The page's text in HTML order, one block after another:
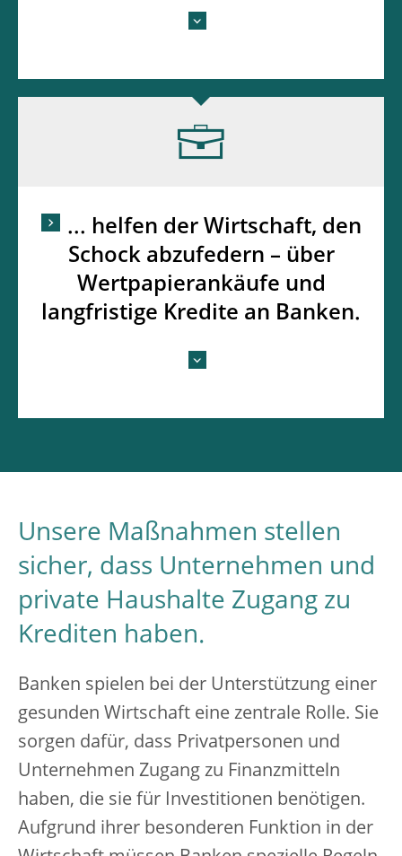
... helfen der Wirtschaft, den
Schock abzufedern – über
Wertpapierankäufe und
langfristige Kredite an Banken.
Unsere Maßnahmen stellen
sicher, dass Unternehmen und
private Haushalte Zugang zu
Krediten haben.
Banken spielen bei der Unterstützung einer
gesunden Wirtschaft eine zentrale Rolle. Sie
sorgen dafür, dass Privatpersonen und
Unternehmen Zugang zu Finanzmitteln
haben, die sie für Investitionen benötigen.
Aufgrund ihrer besonderen Funktion in der